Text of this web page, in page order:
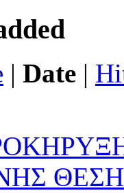
| Date |